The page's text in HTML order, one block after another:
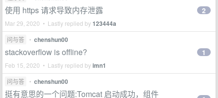
使用 https 请求导致内存泄露
Mar 29, 2020 • Lastly replied by123444a
2
问与答 • chenshun00
stackoverflow is offline?
Feb 15, 2020 • Lastly replied byimn1
1
问与答 • chenshun00
挺有意思的一个问题:Tomcat 启动成功，组件